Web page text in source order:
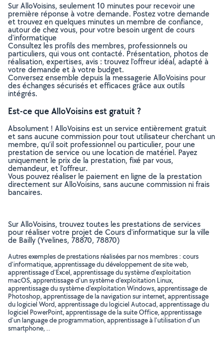
Sur AlloVoisins, seulement 10 minutes pour recevoir une
première réponse à votre demande. Postez votre demande
et trouvez en quelques minutes un membre de confiance,
autour de chez vous, pour votre besoin urgent de cours
d'informatique
Consultez les profils des membres, professionnels ou
particuliers, qui vous ont contacté. Présentation, photos de
réalisation, expertises, avis : trouvez l'offreur idéal, adapté à
votre demande et à votre budget.
Conversez ensemble depuis la messagerie AlloVoisins pour
des échanges sécurisés et efficaces grâce aux outils
intégrés.
Est-ce que AlloVoisins est gratuit ?
Absolument ! AlloVoisins est un service entièrement gratuit
et sans aucune commission pour tout utilisateur cherchant un
membre, qu’il soit professionnel ou particulier, pour une
prestation de service ou une location de matériel. Payez
uniquement le prix de la prestation, fixé par vous,
demandeur, et l’offreur.
Vous pouvez réaliser le paiement en ligne de la prestation
directement sur AlloVoisins, sans aucune commission ni frais
bancaires.
Sur AlloVoisins, trouvez toutes les prestations de services
pour réaliser votre projet de Cours d'informatique sur la ville
de Bailly (Yvelines, 78870, 78870)
Autres exemples de prestations réalisées par nos membres : cours
d'informatique, apprentissage du développement de site web,
apprentissage d'Excel, apprentissage du système d'exploitation
macOS, apprentissage d'un système d'exploitation Linux,
apprentissage du système d'exploitation Windows, apprentissage de
Photoshop, apprentissage de la navigation sur internet, apprentissage
du logiciel Word, apprentissage du logiciel Autocad, apprentissage du
logiciel PowerPoint, apprentissage de la suite Office, apprentissage
d'un language de programmation, apprentissage à l'utilisation d'un
smartphone, ..